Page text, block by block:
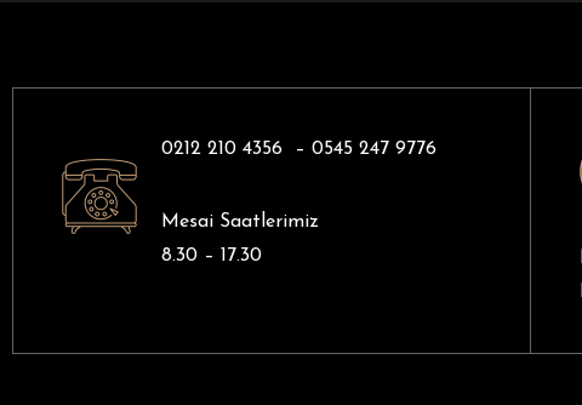
0212 210 4356 – 0545 247 9776
Mesai Saatlerimiz
8.30 – 17.30